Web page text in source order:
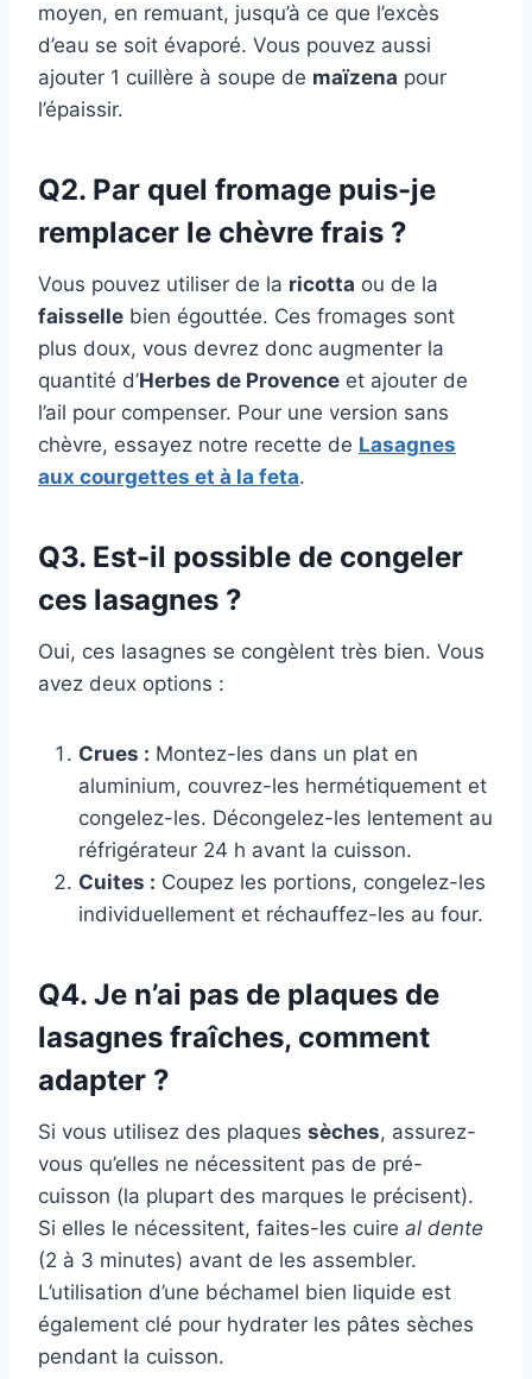
moyen, en remuant, jusqu’à ce que l’excès
d’eau se soit évaporé. Vous pouvez aussi
ajouter 1 cuillère à soupe de maïzena pour
l’épaissir.
Q2. Par quel fromage puis-je
remplacer le chèvre frais ?
Vous pouvez utiliser de la ricotta ou de la
faisselle bien égouttée. Ces fromages sont
plus doux, vous devrez donc augmenter la
quantité d’Herbes de Provence et ajouter de
l’ail pour compenser. Pour une version sans
chèvre, essayez notre recette de Lasagnes
aux courgettes et à la feta.
Q3. Est-il possible de congeler
ces lasagnes ?
Oui, ces lasagnes se congèlent très bien. Vous
avez deux options :
Crues : Montez-les dans un plat en
aluminium, couvrez-les hermétiquement et
congelez-les. Décongelez-les lentement au
réfrigérateur 24 h avant la cuisson.
Cuites : Coupez les portions, congelez-les
individuellement et réchauffez-les au four.
Q4. Je n’ai pas de plaques de
lasagnes fraîches, comment
adapter ?
Si vous utilisez des plaques sèches, assurez-
vous qu’elles ne nécessitent pas de pré-
cuisson (la plupart des marques le précisent).
Si elles le nécessitent, faites-les cuire al dente
(2 à 3 minutes) avant de les assembler.
L’utilisation d’une béchamel bien liquide est
également clé pour hydrater les pâtes sèches
pendant la cuisson.